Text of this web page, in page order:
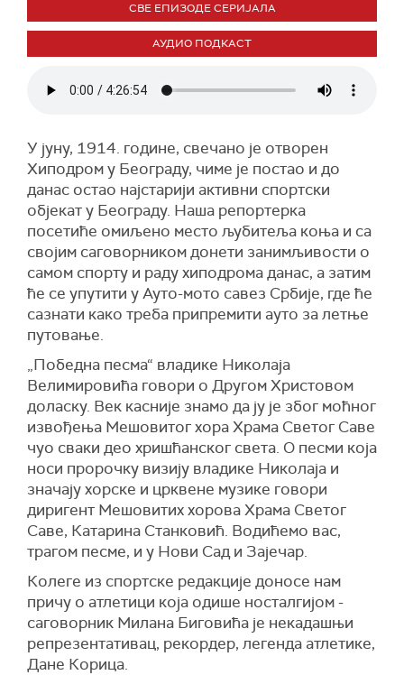
СВЕ ЕПИЗОДЕ СЕРИЈАЛА
АУДИО ПОДКАСТ
У јуну, 1914. године, свечано је отворен
Хиподром у Београду, чиме је постао и до
данас остао најстарији активни спортски
објекат у Београду. Наша репортерка
посетиће омиљено место љубитеља коња и са
својим саговорником донети занимљивости о
самом спорту и раду хиподрома данас, а затим
ће се упутити у Ауто-мото савез Србије, где ће
сазнати како треба припремити ауто за летње
путовање.
„Победна песма“ владике Николаја
Велимировића говори о Другом Христовом
доласку. Век касније знамо да ју је због моћног
извођења Мешовитог хора Храма Светог Саве
чуо сваки део хришћанског света. О песми која
носи пророчку визију владике Николаја и
значају хорске и црквене музике говори
диригент Мешовитих хорова Храма Светог
Саве, Катарина Станковић. Водићемо вас,
трагом песме, и у Нови Сад и Зајечар.
Колеге из спортске редакције доносе нам
причу о атлетици која одише носталгијом -
саговорник Милана Биговића је некадашњи
репрезентативац, рекордер, легенда атлетике,
Дане Корица.